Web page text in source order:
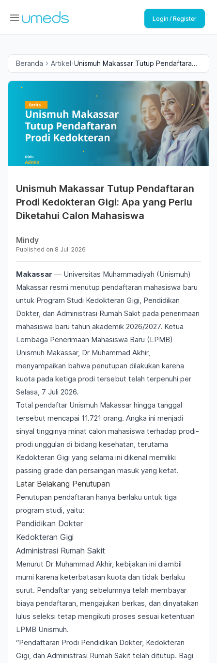
Login / Register
Beranda Artikel Unismuh Makassar Tutup Pendaftaran
Prodi Kedokteran Gigi: Apa yang Perlu
Diketahui Calon Mahasiswa
Unismuh Makassar Tutup Pendaftaran
Prodi Kedokteran Gigi: Apa yang Perlu
Diketahui Calon Mahasiswa
Mindy
Published on 8 Juli 2026
Makassar — Universitas Muhammadiyah (Unismuh)
Makassar resmi menutup pendaftaran mahasiswa baru
untuk Program Studi Kedokteran Gigi, Pendidikan
Dokter, dan Administrasi Rumah Sakit pada penerimaan
mahasiswa baru tahun akademik 2026/2027. Ketua
Lembaga Penerimaan Mahasiswa Baru (LPMB)
Unismuh Makassar, Dr Muhammad Akhir,
menyampaikan bahwa penutupan dilakukan karena
kuota pada ketiga prodi tersebut telah terpenuhi per
Selasa, 7 Juli 2026.
Total pendaftar Unismuh Makassar hingga tanggal
tersebut mencapai 11.721 orang. Angka ini menjadi
sinyal tingginya minat calon mahasiswa terhadap prodi-
prodi unggulan di bidang kesehatan, terutama
Kedokteran Gigi yang selama ini dikenal memiliki
passing grade dan persaingan masuk yang ketat.
Latar Belakang Penutupan
Penutupan pendaftaran hanya berlaku untuk tiga
program studi, yaitu:
Pendidikan Dokter
Kedokteran Gigi
Administrasi Rumah Sakit
Menurut Dr Muhammad Akhir, kebijakan ini diambil
murni karena keterbatasan kuota dan tidak berlaku
surut. Pendaftar yang sebelumnya telah membayar
biaya pendaftaran, mengajukan berkas, dan dinyatakan
lulus seleksi tetap mengikuti proses sesuai ketentuan
LPMB Unismuh.
“Pendaftaran Prodi Pendidikan Dokter, Kedokteran
Gigi, dan Administrasi Rumah Sakit telah ditutup. Bagi